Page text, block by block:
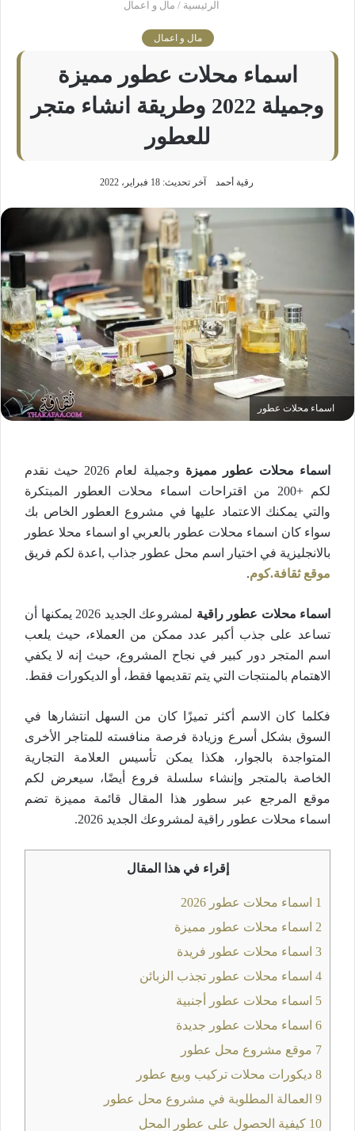
الرئيسية / مال و اعمال
مال و اعمال
اسماء محلات عطور مميزة
وجميلة 2022 وطريقة انشاء متجر
للعطور
رقية أحمد آخر تحديث: 18 فبراير، 2022
اسماء محلات عطور
اسماء محلات عطور مميزة
وجميلة لعام 2026 حيث نقدم
لكم +200 من اقتراحات اسماء محلات العطور المبتكرة
والتي يمكنك الاعتماد عليها في مشروع العطور الخاص بك
سواء كان اسماء محلات عطور بالعربي او اسماء محلا عطور
بالانجليزية في اختيار اسم محل عطور جذاب ,اعدة لكم فريق
موقع ثقافة.كوم.
اسماء محلات عطور راقية
لمشروعك الجديد 2026 يمكنها أن
تساعد على جذب أكبر عدد ممكن من العملاء، حيث يلعب
اسم المتجر دور كبير في نجاح المشروع، حيث إنه لا يكفي
الاهتمام بالمنتجات التي يتم تقديمها فقط، أو الديكورات فقط.
فكلما كان الاسم أكثر تميزًا كان من السهل انتشارها في
السوق بشكل أسرع وزيادة فرصة منافسته للمتاجر الأخرى
المتواجدة بالجوار، هكذا يمكن تأسيس العلامة التجارية
الخاصة بالمتجر وإنشاء سلسلة فروع أيضًا، سيعرض لكم
موقع المرجع عبر سطور هذا المقال قائمة مميزة تضم
اسماء محلات عطور راقية لمشروعك الجديد 2026.
إقراء في هذا المقال
1 اسماء محلات عطور 2026
2 اسماء محلات عطور مميزة
3 اسماء محلات عطور فريدة
4 اسماء محلات عطور تجذب الزبائن
5 اسماء محلات عطور أجنبية
6 اسماء محلات عطور جديدة
7 موقع مشروع محل عطور
8 ديكورات محلات تركيب وبيع عطور
9 العمالة المطلوبة في مشروع محل عطور
10 كيفية الحصول على عطور المحل